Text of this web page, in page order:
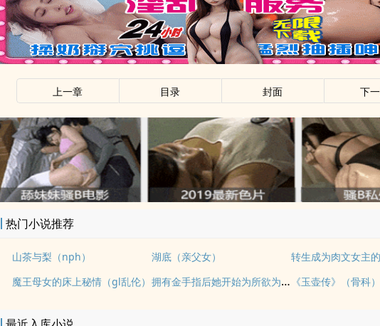
上一章 目录 封面 下
热门小说推荐
山茶与梨（nph） 湖底（亲父女）
魔王母女的床上秘情（gl乱伦） 拥有金手指后她开始为所欲为（nph）